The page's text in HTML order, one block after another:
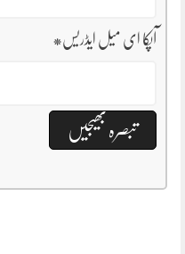
آپکا ای میل ایڈریس*